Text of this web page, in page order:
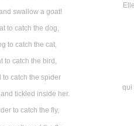
swallow a goat!
to catch the dog,
to catch the cat,
to catch the bird,
to catch the spider
tickled inside her.
to catch the fly,
qui